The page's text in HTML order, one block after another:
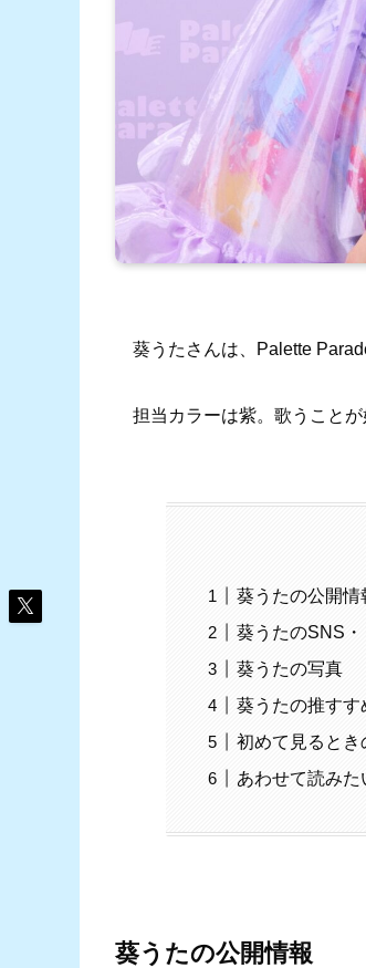
葵うたさんは、Palette
担当カラーは紫。歌うこと
葵うたの公開情
葵うたのSNS・
葵うたの写真
葵うたの推すす
初めて見るとき
あわせて読みた
葵うたの公開情報